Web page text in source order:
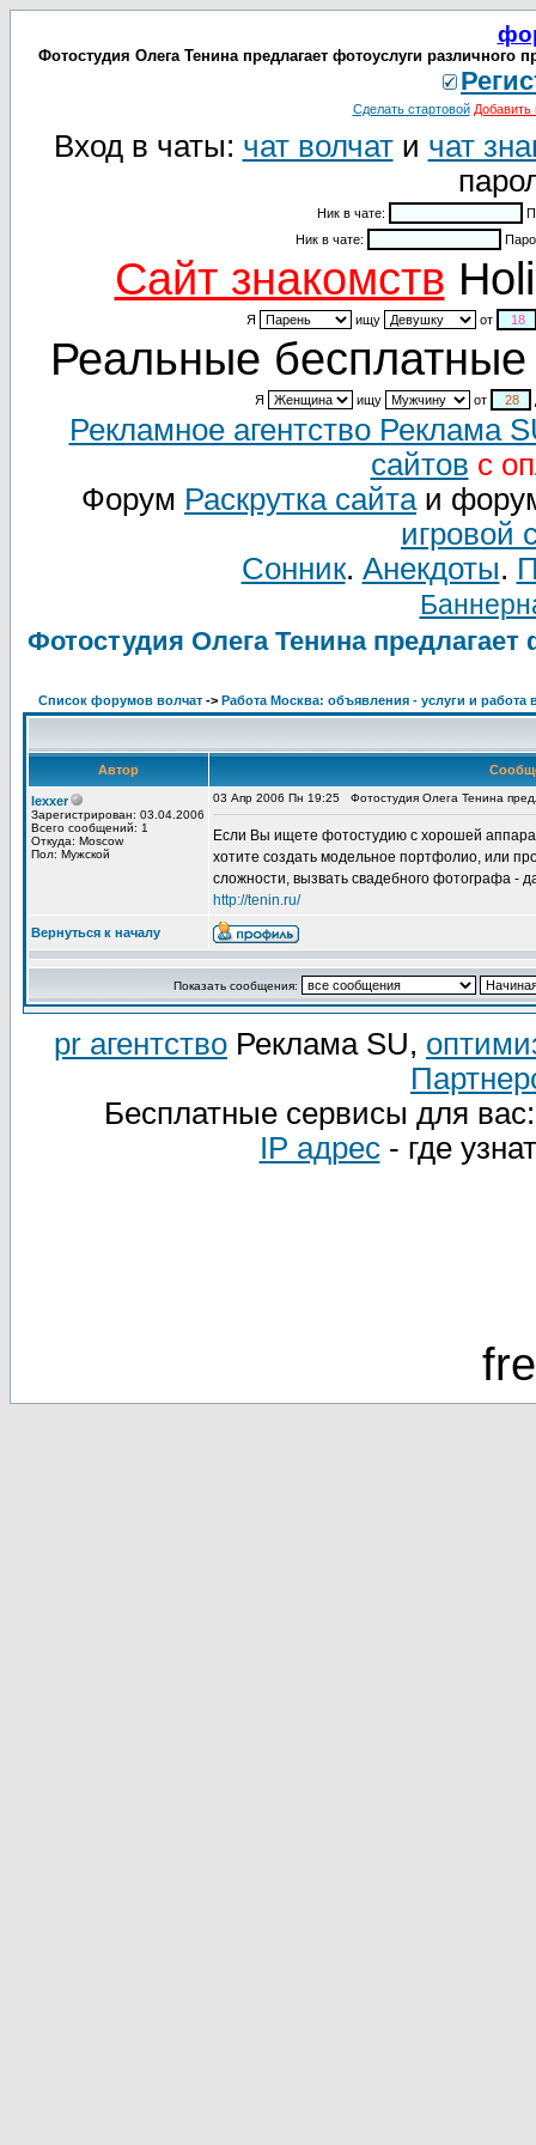
Фотостудия Олега Тенина предлагает фотоуслуги
Сделать стартовой Добавить
Вход в чаты: чат волчати чат
Ник в чате:
Ник в чате:
Cайт знакомств
Я ищу от
Реальные бесплатные
Я ищу от
Рекламное агентство Реклама
сайтов с
Форум Раскрутка сайтаи
игровой
Сонник. Анекдоты.
Фотостудия Олега Тенина
Список форумов волчат -> Работа Москва: объявления - услуги и работа
Автор
lexxer
Зарегистрирован: 03.04.2006
Всего сообщений: 1
Откуда: Moscow
Пол: Мужской
03 Апр 2006 Пн 19:25 Фотостудия Олега Тенина
Если Вы ищете фотостудию с хорошей
хотите создать модельное портфолио, или
сложности, вызвать свадебного фотографа -
http://tenin.ru/
Вернуться к началу
Показать сообщения:
pr агентство Реклама SU,
Бесплатные сервисы для
IP адрес- где